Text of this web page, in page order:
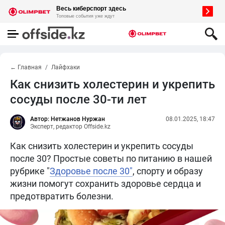
← Главная Лайфхаки
Как снизить холестерин и укрепить
сосуды после 30-ти лет
Автор: Нетжанов Нуржан
Эксперт, редактор Offside.kz
08.01.2025, 18:47
Как снизить холестерин и укрепить сосуды
после 30? Простые советы по питанию в нашей
рубрике "Здоровье после 30", спорту и образу
жизни помогут сохранить здоровье сердца и
предотвратить болезни.